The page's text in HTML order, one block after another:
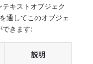
キストオブジェク
を通してこのオブジェ
できます:
説明